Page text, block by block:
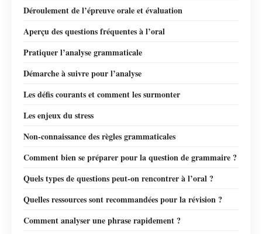
Déroulement de l’épreuve orale et évaluation
Aperçu des questions fréquentes à l’oral
Pratiquer l’analyse grammaticale
Démarche à suivre pour l’analyse
Les défis courants et comment les surmonter
Les enjeux du stress
Non-connaissance des règles grammaticales
Comment bien se préparer pour la question de grammaire ?
Quels types de questions peut-on rencontrer à l’oral ?
Quelles ressources sont recommandées pour la révision ?
Comment analyser une phrase rapidement ?